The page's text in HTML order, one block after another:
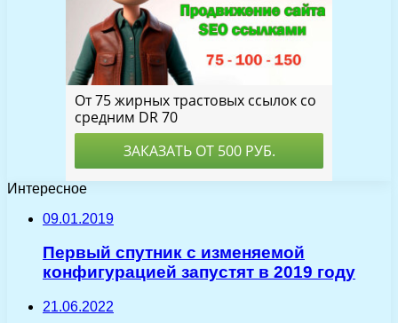
Интересное
09.01.2019
Первый спутник с изменяемой
конфигурацией запустят в 2019 году
21.06.2022